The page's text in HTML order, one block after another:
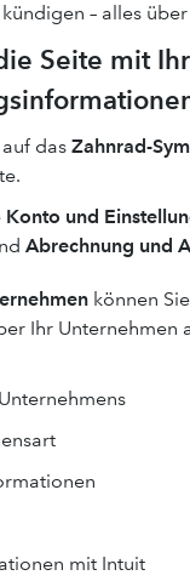
– alles
Seite mit
das Zahnrad-
Konto und
Abrechnung und
können
Ihr Unternehmen
mit Intuit